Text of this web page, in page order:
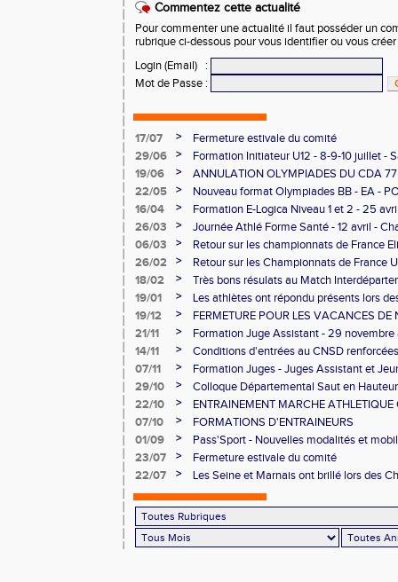
Commentez cette actualité
Pour commenter une actualité il faut posséder un
rubrique ci-dessous pour vous identifier ou vous
Login (Email)
:
Mot de Passe :
17/07 >
Fermeture estivale du comité
29/06
>
Formation Initiateur U12 - 8-9-10 juillet -
19/06
>
ANNULATION OLYMPIADES DU CDA 77
22/05
>
Nouveau format Olympiades BB - EA -
16/04
>
Formation E-Logica Niveau 1 et 2 - 25
26/03
>
Journée Athlé Forme Santé - 12 avril -
06/03
>
Retour sur les championnats de France
26/02
>
Retour sur les Championnats de France
Longs
18/02 >
Très bons résulats au Match
Demi-finales Championnats de France
19/01 >
Les athlètes ont répondu présents lors
19/12
>
FERMETURE POUR LES VACANCES DE
21/11
>
Formation Juge Assistant - 29
14/11
>
Conditions d'entrées au CNSD renforcées
07/11
>
Formation Juges - Juges Assistant et
29/10
>
Colloque Départemental Saut en Hauteur
22/10
>
ENTRAINEMENT MARCHE
NOVEMBRE AU CNSD
07/10 >
FORMATIONS D'ENTRAINEURS
01/09
>
Pass'Sport - Nouvelles modalités et
23/07
>
Fermeture estivale du comité
22/07
>
Les Seine et Marnais ont brillé lors des